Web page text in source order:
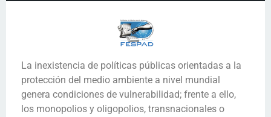
La inexistencia de políticas públicas orientadas a la
protección del medio ambiente a nivel mundial
genera condiciones de vulnerabilidad; frente a ello,
los monopolios y oligopolios, transnacionales o